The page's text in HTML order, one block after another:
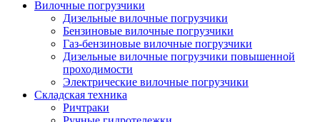
Вилочные погрузчики
Дизельные вилочные погрузчики
Бензиновые вилочные погрузчики
Газ-бензиновые вилочные погрузчики
Дизельные вилочные погрузчики повышенной
проходимости
Электрические вилочные погрузчики
Складская техника
Ричтраки